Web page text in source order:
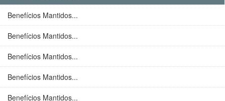
Benefícios Mantidos...
Benefícios Mantidos...
Benefícios Mantidos...
Benefícios Mantidos...
Benefícios Mantidos...